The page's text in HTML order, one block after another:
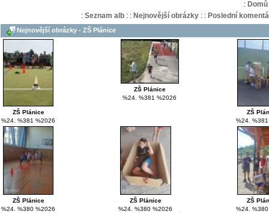
: Domů
: Seznam alb: : Nejnovější obrázky: : Poslední
Nejnovější obrázky - ZŠ Plánice
ZŠ Plánice
%24. %381 %2026
ZŠ Plánice
%24. %381 %2026
ZŠ
%24.
ZŠ Plánice
%24. %380 %2026
ZŠ Plánice
%24. %380 %2026
ZŠ
%24.